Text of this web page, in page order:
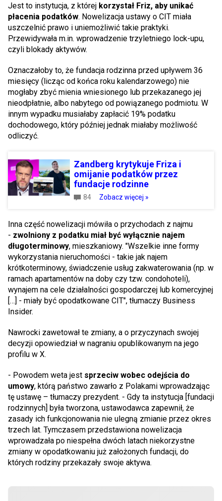
Jest to instytucja, z której korzystał Friz, aby unikać
płacenia podatków. Nowelizacja ustawy o CIT miała
uszczelnić prawo i uniemożliwić takie praktyki.
Przewidywała m.in. wprowadzenie trzyletniego lock-upu,
czyli blokady aktywów.
Oznaczałoby to, że fundacja rodzinna przed upływem 36
miesięcy (licząc od końca roku kalendarzowego) nie
mogłaby zbyć mienia wniesionego lub przekazanego jej
nieodpłatnie, albo nabytego od powiązanego podmiotu. W
innym wypadku musiałaby zapłacić 19% podatku
dochodowego, który później jednak miałaby możliwość
odliczyć.
Zandberg krytykuje Friza i
omijanie podatków przez
fundacje rodzinne
84 Zobacz więcej »
Inna część nowelizacji mówiła o przychodach z najmu
- zwolniony z podatku miał być wyłącznie najem
długoterminowy, mieszkaniowy. "Wszelkie inne formy
wykorzystania nieruchomości - takie jak najem
krótkoterminowy, świadczenie usług zakwaterowania (np. w
ramach apartamentów na doby czy tzw. condohoteli),
wynajem na cele działalności gospodarczej lub komercyjnej
[…] - miały być opodatkowane CIT", tłumaczy Business
Insider.
Nawrocki zawetował te zmiany, a o przyczynach swojej
decyzji opowiedział w nagraniu opublikowanym na jego
profilu w X.
- Powodem weta jest sprzeciw wobec odejścia do
umowy, którą państwo zawarło z Polakami wprowadzając
tę ustawę – tłumaczy prezydent. - Gdy ta instytucja [fundacji
rodzinnych] była tworzona, ustawodawca zapewnił, że
zasady ich funkcjonowania nie ulegną zmianie przez okres
trzech lat. Tymczasem przedstawiona nowelizacja
wprowadzała po niespełna dwóch latach niekorzystne
zmiany w opodatkowaniu już założonych fundacji, do
których rodziny przekazały swoje aktywa.